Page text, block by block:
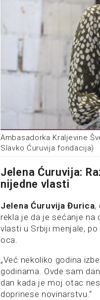
Ambasadorka Kraljevine
Slavko Ćuruvija fondacija)
Jelena Ćuruvija:
nijedne vlasti
Jelena Ćuruvija Đurica,
rekla je da je sećanje na
vlasti u Srbiji menjale,
oca.
„Već nekoliko godina
godinama. Ovde sam
dan kada je moj otac
doprinese novinarstvu.“